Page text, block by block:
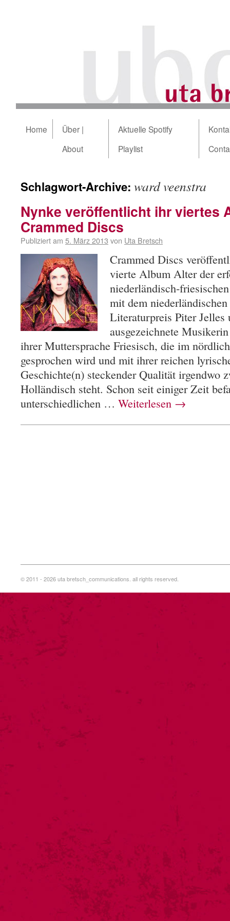
Home
Über |
About
Aktuelle Spotify
Playlist
Schlagwort-Archive: ward veenstra
Nynke veröffentlicht ihr viertes
Crammed Discs
Publiziert am 5. März 2013 von Uta Bretsch
Crammed Discs
vierte Album Alter der
niederländisch-
mit dem
Literaturpreis Piter
ausgezeichnete
ihrer Muttersprache Friesisch, die im
gesprochen wird und mit ihrer reichen
Geschichte(n) steckender Qualität irgendwo
Holländisch steht. Schon seit einiger Zeit
unterschiedlichen … Weiterlesen →
© 2011 - 2026 uta bretsch_communications. all rights reserved.